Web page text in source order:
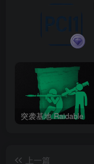
突袭基地 Raidable
上一篇